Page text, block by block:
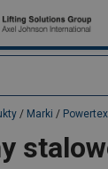
/ Marki / Powertex